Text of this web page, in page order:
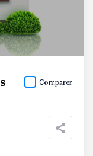
Comparer